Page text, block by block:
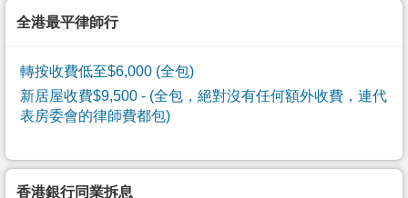
全港最平律師行
轉按收費低至$6,000 (全包)
新居屋收費$9,500 - (全包，絕對沒有任何額外收費，連代
表房委會的律師費都包)
香港銀行同業拆息